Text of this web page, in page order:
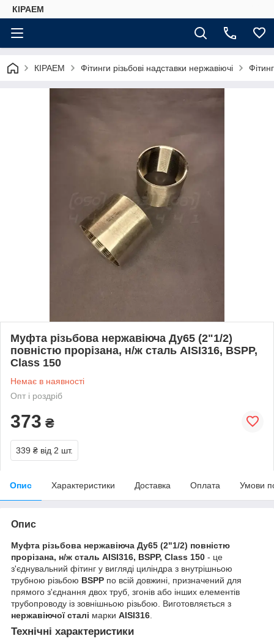
КІРАЕМ
КІРАЕМ Фітинги різьбові надставки нержавіючі
Муфта різьбова нержавіюча Ду65 (2"1/2)
повністю прорізана, н/ж сталь AISI316, BSPP,
Class 150
Немає в наявності
Опт і роздріб
373 ₴
339 ₴ від 2 шт.
Опис Характеристики Доставка Оплата Умови
Опис
Муфта різьбова нержавіюча Ду65 (2"1/2) повністю
прорізана, н/ж сталь AISI316, BSPP, Class 150 - це
з'єднувальний фітинг у вигляді циліндра з внутрішньою
трубною різьбою BSPP по всій довжині, призначений для
прямого з'єднання двох труб, згонів або інших елементів
трубопроводу із зовнішньою різьбою. Виготовляється з
нержавіючої сталі марки AISI316
Технічні характеристики